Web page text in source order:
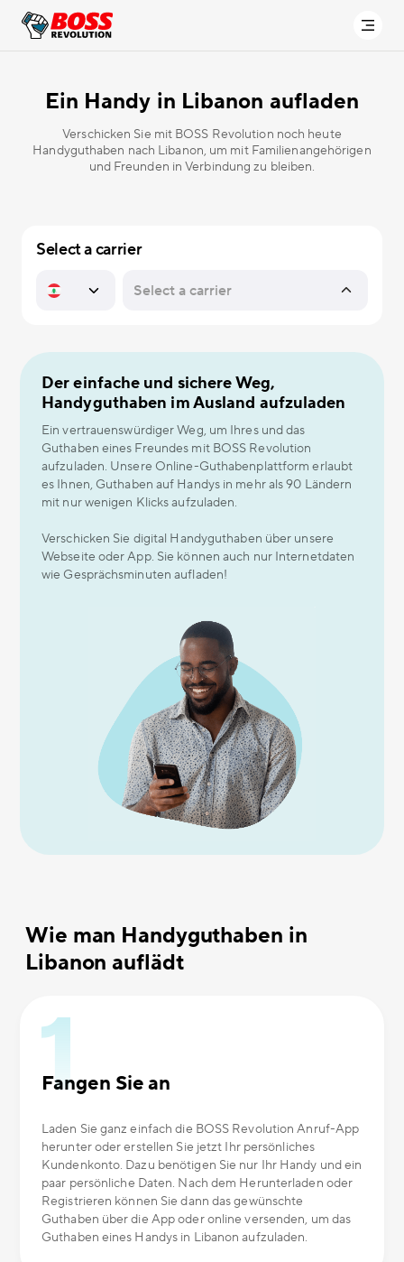
Ein Handy in Libanon aufladen
Verschicken Sie mit BOSS Revolution noch heute
Handyguthaben nach Libanon, um mit Familienangehörigen
und Freunden in Verbindung zu bleiben.
Select a carrier
Der einfache und sichere Weg,
Handyguthaben im Ausland aufzuladen
Ein vertrauenswürdiger Weg, um Ihres und das
Guthaben eines Freundes mit BOSS Revolution
aufzuladen. Unsere Online-Guthabenplattform erlaubt
es Ihnen, Guthaben auf Handys in mehr als 90 Ländern
mit nur wenigen Klicks aufzuladen.
Verschicken Sie digital Handyguthaben über unsere
Webseite oder App. Sie können auch nur Internetdaten
wie Gesprächsminuten aufladen!
Wie man Handyguthaben in
Libanon auflädt
Fangen Sie an
Laden Sie ganz einfach die BOSS Revolution Anruf-App
herunter oder erstellen Sie jetzt Ihr persönliches
Kundenkonto. Dazu benötigen Sie nur Ihr Handy und ein
paar persönliche Daten. Nach dem Herunterladen oder
Registrieren können Sie dann das gewünschte
Guthaben über die App oder online versenden, um das
Guthaben eines Handys in Libanon aufzuladen.